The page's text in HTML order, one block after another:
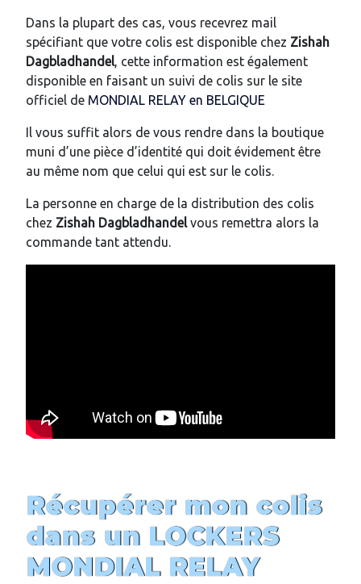
Dans la plupart des cas, vous recevrez mail
spécifiant que votre colis est disponible chez Zishah
Dagbladhandel, cette information est également
disponible en faisant un suivi de colis sur le site
officiel de MONDIAL RELAY en BELGIQUE
Il vous suffit alors de vous rendre dans la boutique
muni d’une pièce d’identité qui doit évidement être
au même nom que celui qui est sur le colis.
La personne en charge de la distribution des colis
chez Zishah Dagbladhandelvous remettra alors la
commande tant attendu.
Récupérer mon colis
dans un LOCKERS
MONDIAL RELAY